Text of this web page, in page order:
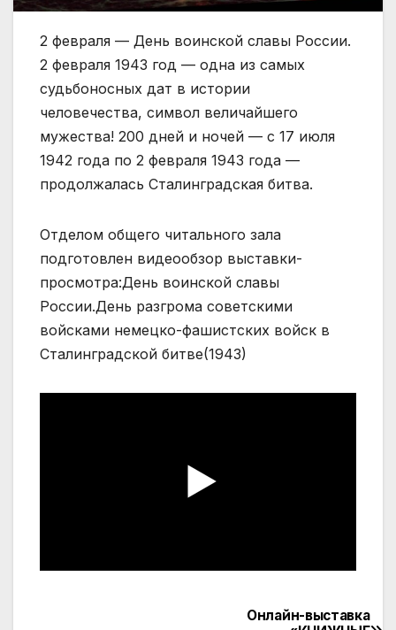
2 февраля — День воинской славы России.
2 февраля 1943 год — одна из самых
судьбоносных дат в истории
человечества, символ величайшего
мужества! 200 дней и ночей — с 17 июля
1942 года по 2 февраля 1943 года —
продолжалась Сталинградская битва.
Отделом общего читального зала
подготовлен видеообзор выставки-
просмотра:День воинской славы
России.День разгрома советскими
войсками немецко-фашистских войск в
Сталинградской битве(1943)
Онлайн-выставка